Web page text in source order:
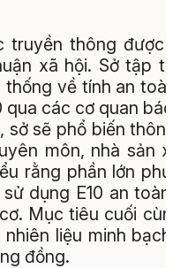
truyền thông được
xã hội. Sở tập
về tính an
qua các cơ quan
sở sẽ phổ biến
môn, nhà sản
rằng phần lớn
dụng E10 an
Mục tiêu cuối
liệu minh
đồng.